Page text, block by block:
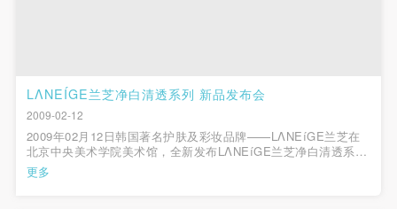
LΛNEÍGE兰芝净白清透系列 新品发布会
2009-02-12
2009年02月12日韩国著名护肤及彩妆品牌——LΛNEíGE兰芝在
北京中央美术学院美术馆，全新发布LΛNEíGE兰芝净白清透系列
与LΛNEíGE兰芝雪凝晶焕双重粉底SPF22 PA+，为中国女性锐
意缔造出更为全面专业的美白护肤方案与纯净精致的妆容产品。
更多